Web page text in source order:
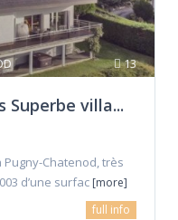
13
Superbe villa...
Pugny-Chatenod, très
d’une surfac [more]
full info